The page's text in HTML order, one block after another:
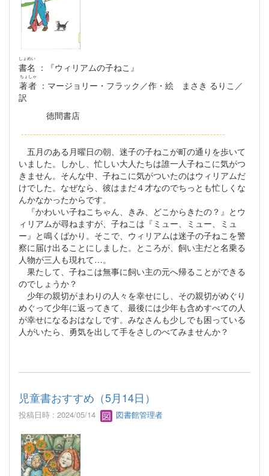
書名
しょめい
：『ウィリアムの子ねこ』
著者
ちょしゃ
：マージョリー・フラック／作・絵 まさき るりこ／
訳
徳間書店
--------------------------------------------------------------------
五月のある月曜日の朝、迷子の子ねこが町の通りを歩いて
いました。しかし、忙しい大人たちは誰一人子ねこに気がつ
きません。そんな中、子ねこに気がついたのはウィリアムだ
けでした。なぜなら、彼はまだ４才なのでちっとも忙しくな
んかなかったからです。
『かわいい子ねこちゃん、きみ、どこからきたの？』とウ
ィリアムが尋ねますが、子ねこは『ミュー、ミュー、ミュ
ー』と鳴くばかり。そこで、ウィリアムは迷子の子ねこを警
察に届け出ることにしました。ところが、飼い主だと名乗る
人物が三人も現れて…。
果たして、子ねこは無事に飼い主の元へ帰ることができる
のでしょうか？
少年の親切がまわりの人々を幸せにし、その親切がめぐり
めぐって少年に返ってきて、最後には少年も含めすべての人
が幸せになるおはなしです。みなさんも少しでも困っている
人がいたら、勇気を出して手をさしのべてみませんか？
児童書おすすめ（5月14日）
投稿日時 : 2024/05/14 図書館管理者